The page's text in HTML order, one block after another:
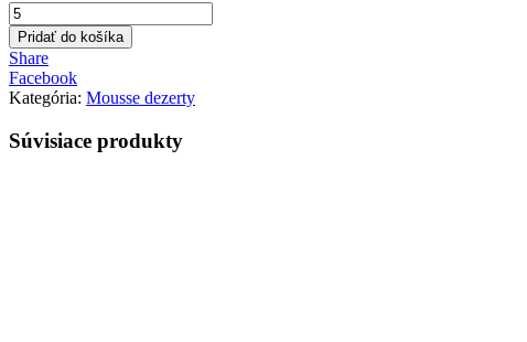
množstvo
Čokoládový
mousse
dezert
Pridať do košíka
Share
Facebook
Kategória: Mousse dezerty
Súvisiace produkty